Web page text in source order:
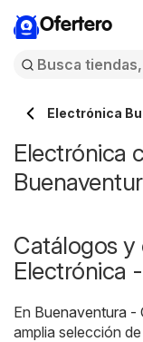
Ofertero
Electrónica
Electrónica
Catálogos y
Electrónica
En Buenaventura -
amplia selección